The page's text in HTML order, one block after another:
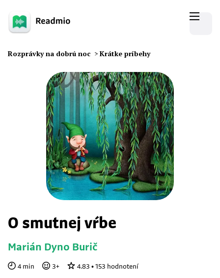
Rozprávky na dobrú noc > Krátke príbehy
O smutnej vŕbe
Marián Dyno Burič
4min 3+ 4.83 • 153 hodnotení